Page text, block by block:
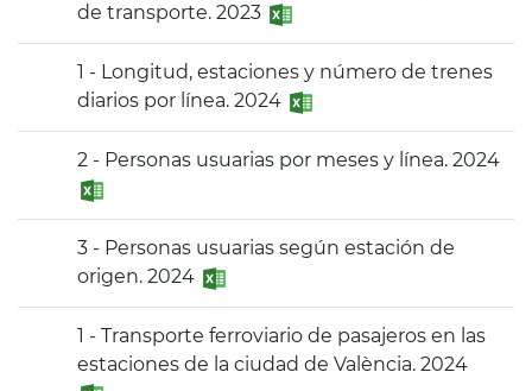
de transporte. 2023
1 - Longitud, estaciones y número de trenes
diarios por línea. 2024
2 - Personas usuarias por meses y línea. 2024
3 - Personas usuarias según estación de
origen. 2024
1 - Transporte ferroviario de pasajeros en las
estaciones de la ciudad de València. 2024